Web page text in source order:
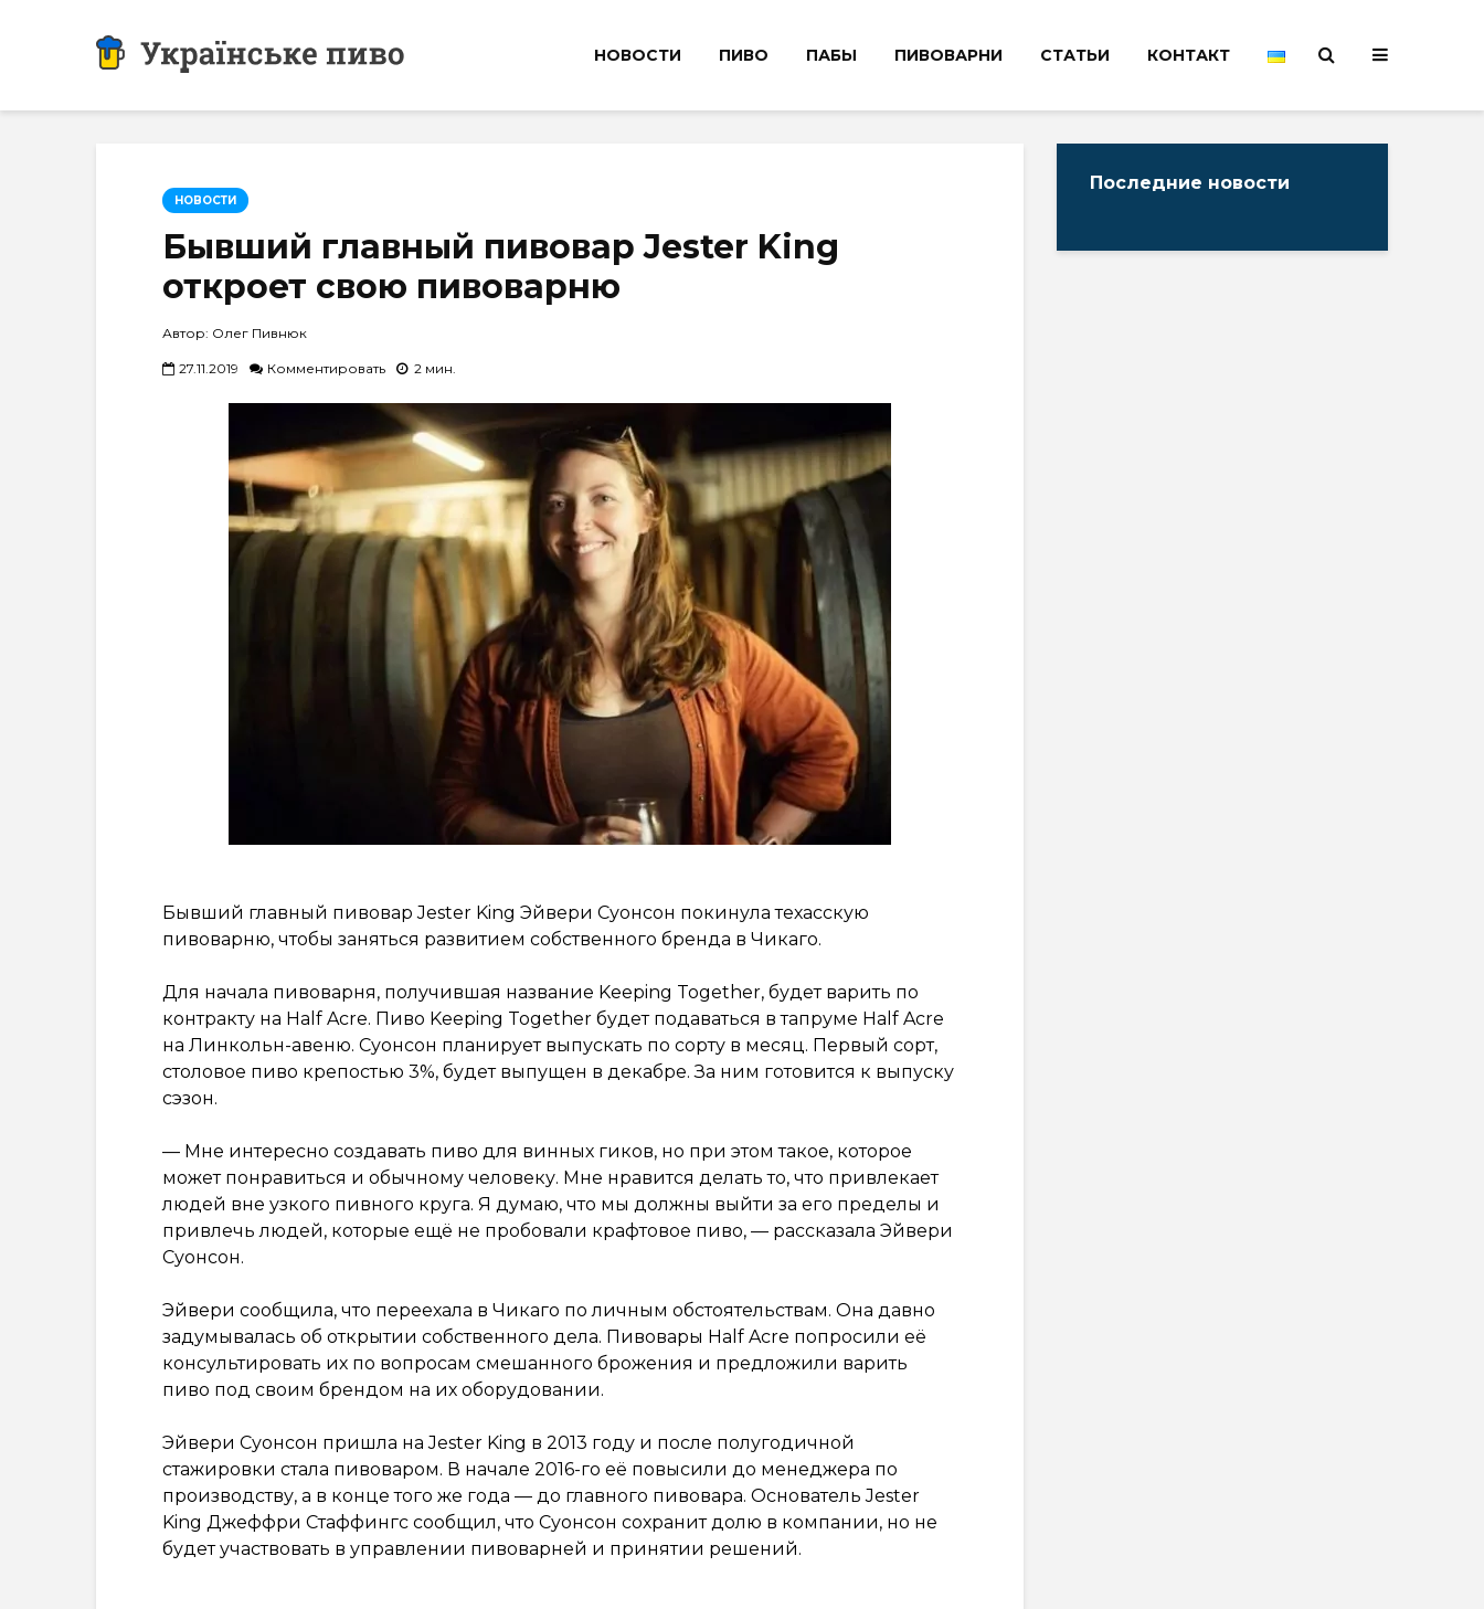
НОВОСТИ ПИВО ПАБЫ ПИВОВАРНИ СТАТЬИ КОНТАКТ
НОВОСТИ
Бывший главный пивовар Jester King
откроет свою пивоварню
Автор: Олег Пивнюк
27.11.2019 Комментировать 2 мин.
Бывший главный пивовар Jester King Эйвери Суонсон покинула техасскую
пивоварню, чтобы заняться развитием собственного бренда в Чикаго.
Для начала пивоварня, получившая название Keeping Together, будет варить по
контракту на Half Acre. Пиво Keeping Together будет подаваться в тапруме Half Acre
на Линкольн-авеню. Суонсон планирует выпускать по сорту в месяц. Первый сорт,
столовое пиво крепостью 3%, будет выпущен в декабре. За ним готовится к выпуску
сэзон.
— Мне интересно создавать пиво для винных гиков, но при этом такое, которое
может понравиться и обычному человеку. Мне нравится делать то, что привлекает
людей вне узкого пивного круга. Я думаю, что мы должны выйти за его пределы и
привлечь людей, которые ещё не пробовали крафтовое пиво, — рассказала Эйвери
Суонсон.
Эйвери сообщила, что переехала в Чикаго по личным обстоятельствам. Она давно
задумывалась об открытии собственного дела. Пивовары Half Acre попросили её
консультировать их по вопросам смешанного брожения и предложили варить
пиво под своим брендом на их оборудовании.
Эйвери Суонсон пришла на Jester King в 2013 году и после полугодичной
стажировки стала пивоваром. В начале 2016-го её повысили до менеджера по
производству, а в конце того же года — до главного пивовара. Основатель Jester
King Джеффри Стаффингс сообщил, что Суонсон сохранит долю в компании, но не
будет участвовать в управлении пивоварней и принятии решений.
Последние новости